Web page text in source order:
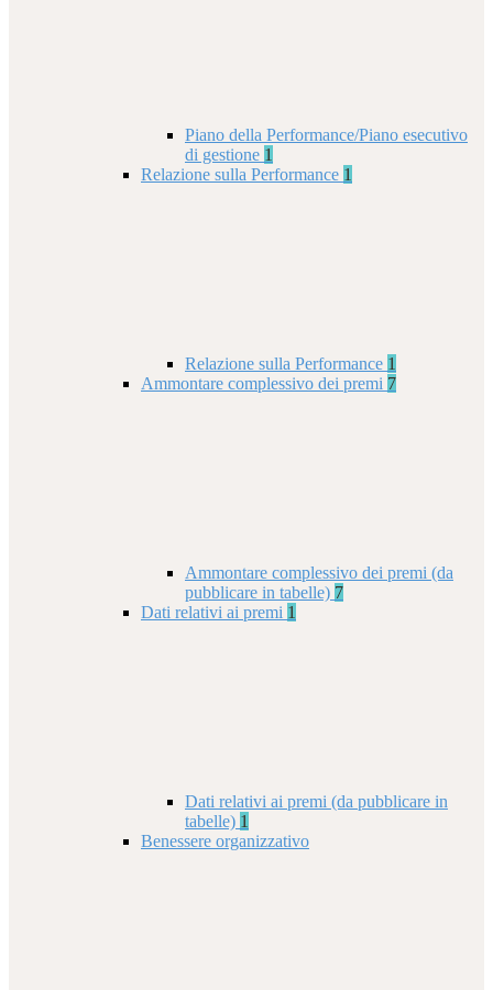
Piano della Performance/Piano esecutivo
di gestione 1
Relazione sulla Performance 1
Relazione sulla Performance 1
Ammontare complessivo dei premi 7
Ammontare complessivo dei premi (da
pubblicare in tabelle) 7
Dati relativi ai premi 1
Dati relativi ai premi (da pubblicare in
tabelle) 1
Benessere organizzativo